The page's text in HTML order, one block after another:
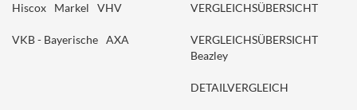
Hiscox Markel VHV
VKB - Bayerische AXA
VERGLEICHSÜBERSICHT
VERGLEICHSÜBERSICHT
Beazley
DETAILVERGLEICH